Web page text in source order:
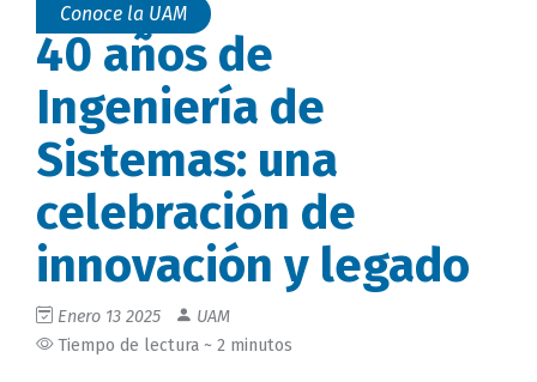
Conoce la UAM
40 años de
Ingeniería de
Sistemas: una
celebración de
innovación y legado
Enero 13 2025
UAM
Tiempo de lectura ~ 2 minutos